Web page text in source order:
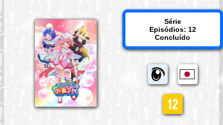
Série
Episódios: 12
Concluído